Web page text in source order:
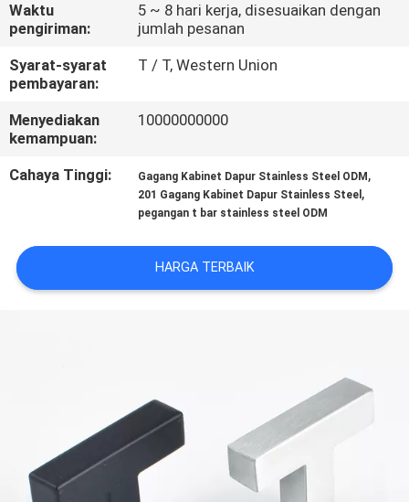
HUBUNGI
KAMI
BERITA
KASUS
PRIVACY
Waktu
pengiriman:
5 ~ 8 hari kerja, disesuaikan dengan
jumlah pesanan
Syarat-syarat
pembayaran:
T / T, Western Union
Menyediakan
kemampuan:
10000000000
Cahaya Tinggi: Gagang Kabinet Dapur Stainless Steel ODM ,
201 Gagang Kabinet Dapur Stainless Steel ,
pegangan t bar stainless steel ODM
HARGA TERBAIK